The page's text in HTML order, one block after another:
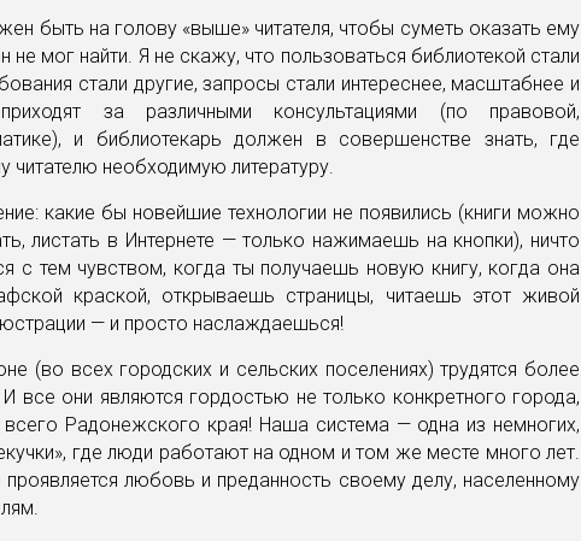
быть на голову «выше» читателя, чтобы суметь оказать ему
мог найти. Я не скажу, что пользоваться библиотекой стали
стали другие, запросы стали интереснее, масштабнее и
за различными консультациями (по правовой,
и библиотекарь должен в совершенстве знать, где
читателю необходимую литературу.
какие бы новейшие технологии не появились (книги можно
листать в Интернете — только нажимаешь на кнопки), ничто
с тем чувством, когда ты получаешь новую книгу, когда она
краской, открываешь страницы, читаешь этот живой
— и просто наслаждаешься!
(во всех городских и сельских поселениях) трудятся более
все они являются гордостью не только конкретного города,
Радонежского края! Наша система — одна из немногих,
где люди работают на одном и том же месте много лет.
любовь и преданность своему делу, населенному